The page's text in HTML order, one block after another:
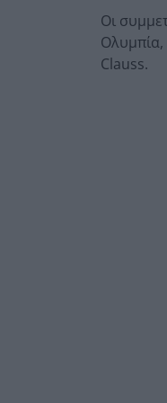
Οι
Clauss.